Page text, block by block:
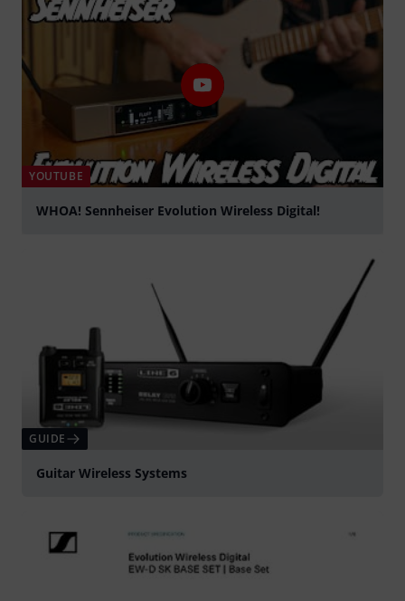
YOUTUBE
WHOA! Sennheiser Evolution Wireless Digital!
GUIDE
Guitar Wireless Systems